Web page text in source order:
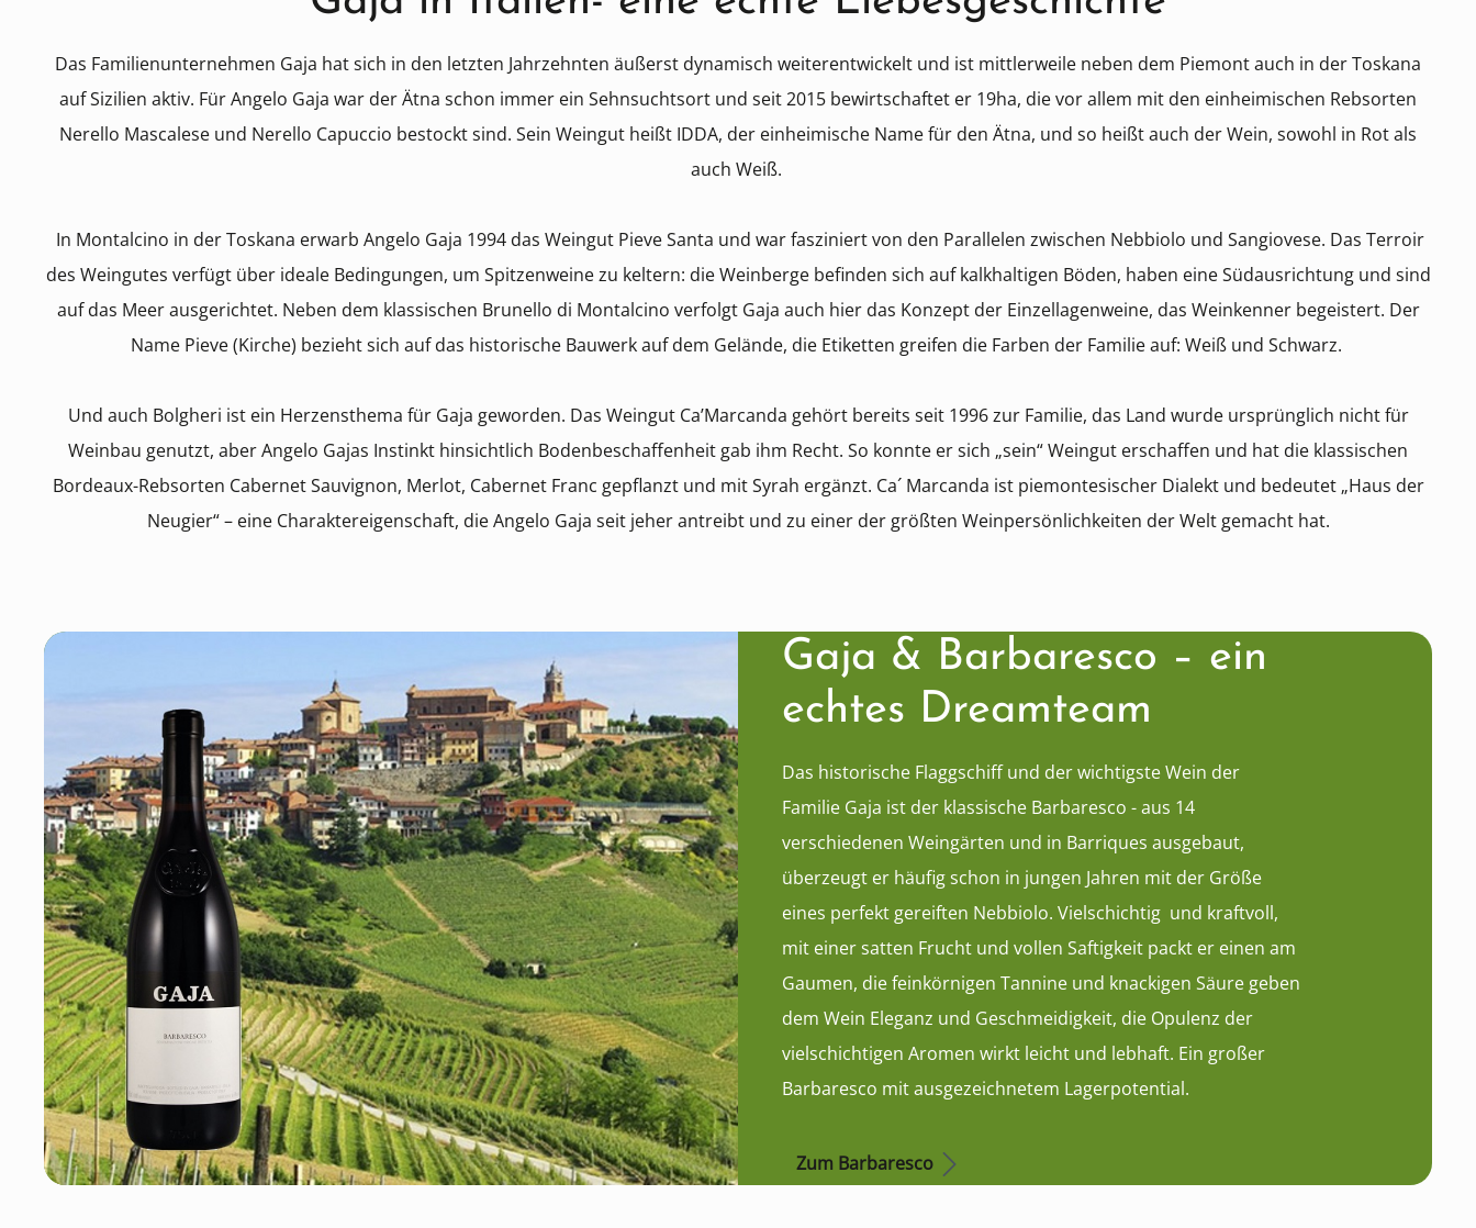
Das Familienunternehmen Gaja hat sich in den letzten Jahrzehnten äußerst dynamisch weiterentwickelt und ist mittlerweile neben dem Piemont auch in der Toskana
auf Sizilien aktiv. Für Angelo Gaja war der Ätna schon immer ein Sehnsuchtsort und seit 2015 bewirtschaftet er 19ha, die vor allem mit den einheimischen Rebsorten
Nerello Mascalese und Nerello Capuccio bestockt sind. Sein Weingut heißt IDDA, der einheimische Name für den Ätna, und so heißt auch der Wein, sowohl in Rot als
auch Weiß.
In Montalcino in der Toskana erwarb Angelo Gaja 1994 das Weingut Pieve Santa und war fasziniert von den Parallelen zwischen Nebbiolo und Sangiovese. Das Terroir
des Weingutes verfügt über ideale Bedingungen, um Spitzenweine zu keltern: die Weinberge befinden sich auf kalkhaltigen Böden, haben eine Südausrichtung und sind
auf das Meer ausgerichtet. Neben dem klassischen Brunello di Montalcino verfolgt Gaja auch hier das Konzept der Einzellagenweine, das Weinkenner begeistert. Der
Name Pieve (Kirche) bezieht sich auf das historische Bauwerk auf dem Gelände, die Etiketten greifen die Farben der Familie auf: Weiß und Schwarz.
Und auch Bolgheri ist ein Herzensthema für Gaja geworden. Das Weingut Ca’Marcanda gehört bereits seit 1996 zur Familie, das Land wurde ursprünglich nicht für
Weinbau genutzt, aber Angelo Gajas Instinkt hinsichtlich Bodenbeschaffenheit gab ihm Recht. So konnte er sich „sein“ Weingut erschaffen und hat die klassischen
Bordeaux-Rebsorten Cabernet Sauvignon, Merlot, Cabernet Franc gepflanzt und mit Syrah ergänzt. Ca´ Marcanda ist piemontesischer Dialekt und bedeutet „Haus der
Neugier“ – eine Charaktereigenschaft, die Angelo Gaja seit jeher antreibt und zu einer der größten Weinpersönlichkeiten der Welt gemacht hat.
Gaja & Barbaresco – ein
echtes Dreamteam
Das historische Flaggschiff und der wichtigste Wein der
Familie Gaja ist der klassische Barbaresco - aus 14
verschiedenen Weingärten und in Barriques ausgebaut,
überzeugt er häufig schon in jungen Jahren mit der Größe
eines perfekt gereiften Nebbiolo. Vielschichtig und kraftvoll,
mit einer satten Frucht und vollen Saftigkeit packt er einen am
Gaumen, die feinkörnigen Tannine und knackigen Säure geben
dem Wein Eleganz und Geschmeidigkeit, die Opulenz der
vielschichtigen Aromen wirkt leicht und lebhaft. Ein großer
Barbaresco mit ausgezeichnetem Lagerpotential.
Zum Barbaresco